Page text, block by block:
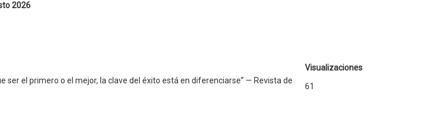
2026
Visualizaciones
el primero o el mejor, la clave del éxito está en diferenciarse” — Revista de
61